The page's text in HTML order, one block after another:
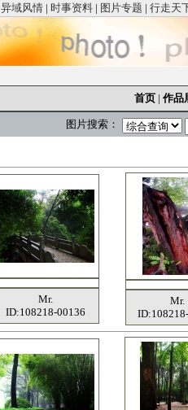
异域风情 | 时事资料 | 图片专题 | 行走天
首页 | 作品
图片搜索：
Mr.
ID:108218-00136
Mr.